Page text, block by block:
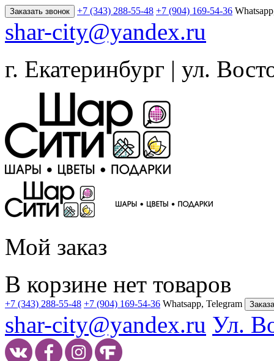
Заказать звонок +7 (343) 288-55-48 +7 (904) 169-54-36
shar-city@yandex.ru
г. Екатеринбург | ул.
Мой заказ
В корзине нет товаров
+7 (343) 288-55-48 +7 (904) 169-54-36 Whatsapp, Telegram
shar-city@yandex.ru Ул.